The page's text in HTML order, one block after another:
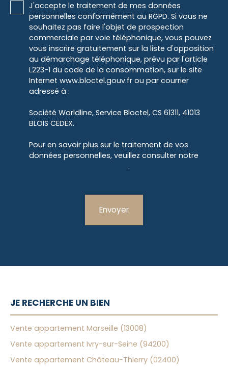
J'accepte le traitement de mes données
personnelles conformément au RGPD. Si vous ne
souhaitez pas faire l'objet de prospection
commerciale par voie téléphonique, vous pouvez
vous inscrire gratuitement sur la liste d'opposition
au démarchage téléphonique, prévu par l'article
L223-1 du code de la consommation, sur le site
Internet www.bloctel.gouv.fr ou par courrier
adressé à :
Société Worldline, Service Bloctel, CS 61311, 41013
BLOIS CEDEX.
Pour en savoir plus sur le traitement de vos
données personnelles, veuillez consulter notre
.
Envoyer
JE RECHERCHE UN BIEN
Vente appartement Marseille (13008)
Vente appartement Ivry-sur-Seine (94200)
Vente appartement Château-Thierry (02400)